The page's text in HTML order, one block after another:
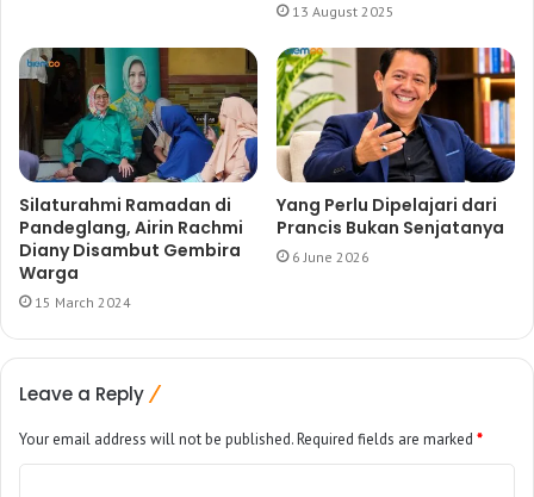
13 August 2025
Silaturahmi Ramadan di
Pandeglang, Airin Rachmi
Diany Disambut Gembira
Warga
15 March 2024
Yang Perlu Dipelajari dari
Prancis Bukan Senjatanya
6 June 2026
Leave a Reply
Your email address will not be published.Required fields are marked *